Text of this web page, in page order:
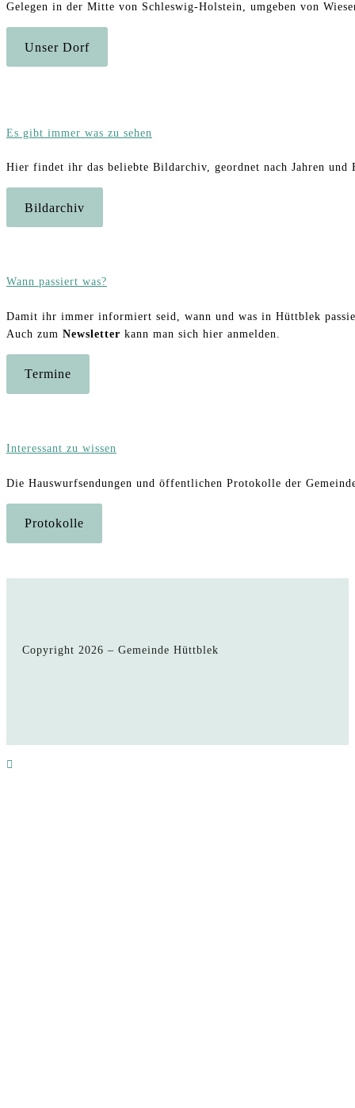
Gelegen in der Mitte von Schleswig-Holstein, umgeben von
Unser Dorf
Es gibt immer was zu sehen
Hier findet ihr das beliebte Bildarchiv, geordnet nach Jahren
Bildarchiv
Wann passiert was?
Damit ihr immer informiert seid, wann und was in Hüttblek
Auch zum Newsletter kann man sich hier anmelden.
Termine
Interessant zu wissen
Die Hauswurfsendungen und öffentlichen Protokolle der
Protokolle
Copyright 2026 – Gemeinde Hüttblek